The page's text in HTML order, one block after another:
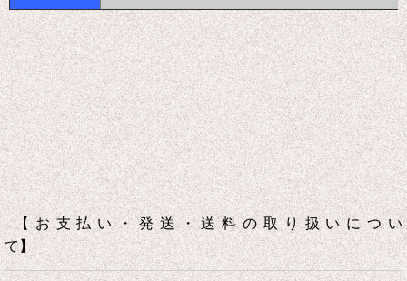
【お支払い・発送・送料の取り扱いについ
て】